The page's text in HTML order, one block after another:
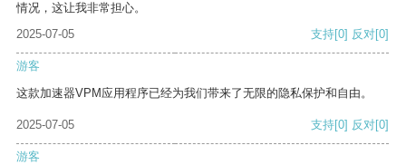
情况，这让我非常担心。
2025-07-05
支持[0] 反对[0]
游客
这款加速器VPM应用程序已经为我们带来了无限的隐私保护和自由。
2025-07-05 支持[0] 反对[0]
游客